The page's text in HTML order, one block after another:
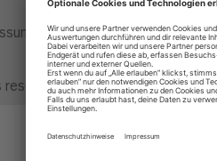
Privatsphäre-Einstellungen
reserved